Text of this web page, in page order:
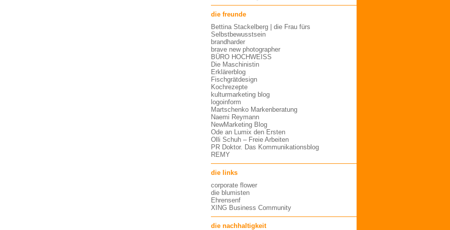
die freunde
Bettina Stackelberg | die Frau fürs
Selbstbewusstsein
brandharder
brave new photographer
BÜRO HOCHWEISS
Die Maschinistin
Erklärerblog
Fischgrätdesign
Kochrezepte
kulturmarketing blog
logoinform
Martschenko Markenberatung
Naemi Reymann
NewMarketing Blog
Ode an Lumix den Ersten
Olli Schuh – Freie Arbeiten
PR Doktor. Das Kommunikationsblog
REMY
die links
corporate flower
die blumisten
Ehrensenf
XING Business Community
die nachhaltigkeit